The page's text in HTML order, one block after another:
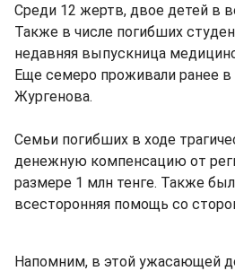
Среди 12 жертв, двое детей в
Также в числе погибших
недавняя выпускница
Еще семеро проживали ранее в
Жургенова.
Семьи погибших в ходе
денежную компенсацию от
размере 1 млн тенге. Также
всесторонняя помощь со
Напомним, в этой ужасающей